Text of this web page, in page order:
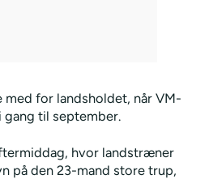
med for landsholdet, når VM-
gang til september.
hvor landstræner
på den 23-mand store trup,